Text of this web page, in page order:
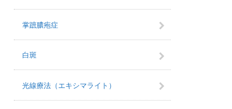
掌蹠膿疱症
白斑
光線療法（エキシマライト）